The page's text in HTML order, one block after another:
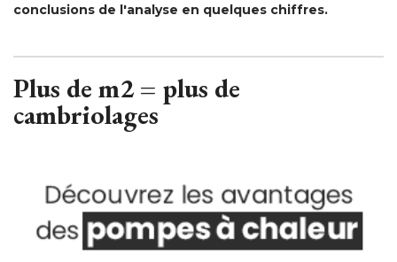
conclusions de l'analyse en quelques chiffres.
Plus de m2 = plus de
cambriolages